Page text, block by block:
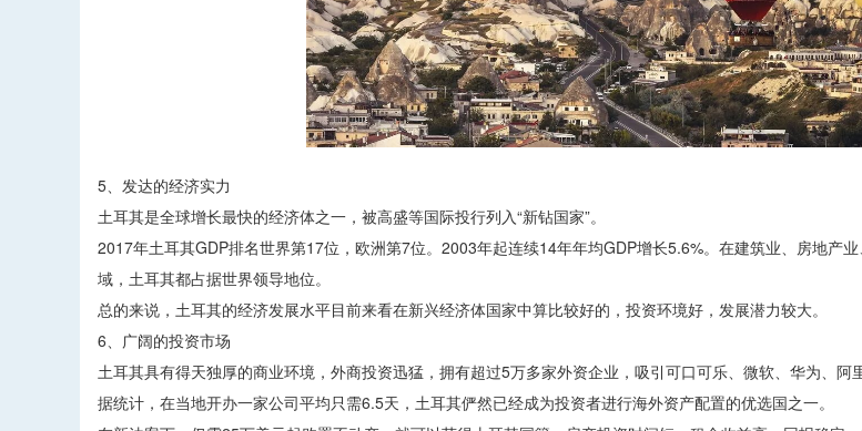
5、发达的经济实力
土耳其是全球增长最快的经济体之一，被高盛等国际投行列入“新钻国家”。
2017年土耳其GDP排名世界第17位，欧洲第7位。2003年起连续14年年均GDP增长5.6%。在建筑业、房地产
域，土耳其都占据世界领导地位。
总的来说，土耳其的经济发展水平目前来看在新兴经济体国家中算比较好的，投资环境好，发展潜力较大。
6、广阔的投资市场
土耳其具有得天独厚的商业环境，外商投资迅猛，拥有超过5万多家外资企业，吸引可口可乐、微软、华为、阿
据统计，在当地开办一家公司平均只需6.5天，土耳其俨然已经成为投资者进行海外资产配置的优选国之一。